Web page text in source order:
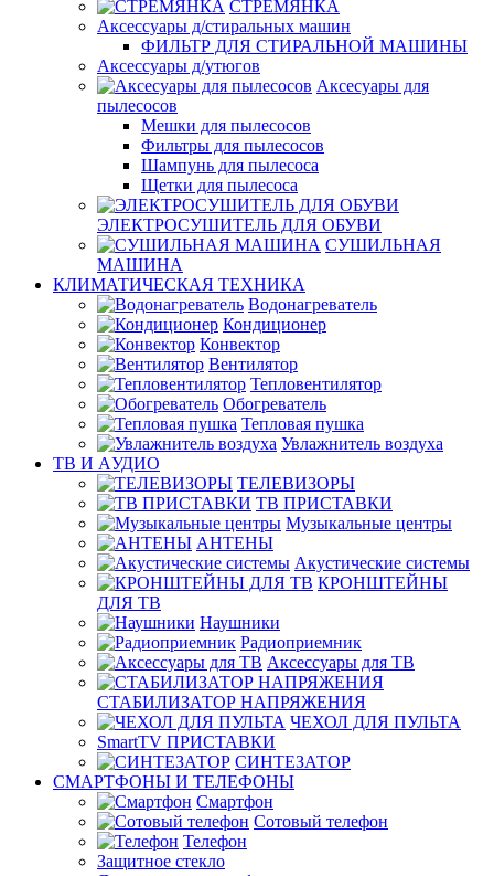
СТРЕМЯНКА
Аксессуары д/стиральных машин
ФИЛЬТР ДЛЯ СТИРАЛЬНОЙ МАШИНЫ
Аксессуары д/утюгов
Аксесуары для
пылесосов
Мешки для пылесосов
Фильтры для пылесосов
Шампунь для пылесоса
Щетки для пылесоса
ЭЛЕКТРОСУШИТЕЛЬ ДЛЯ ОБУВИ
СУШИЛЬНАЯ
МАШИНА
КЛИМАТИЧЕСКАЯ ТЕХНИКА
Водонагреватель
Кондиционер
Конвектор
Вентилятор
Тепловентилятор
Обогреватель
Тепловая пушка
Увлажнитель воздуха
ТВ И AУДИО
ТЕЛЕВИЗОРЫ
ТВ ПРИСТАВКИ
Музыкальные центры
АНТЕНЫ
Акустические системы
КРОНШТЕЙНЫ
ДЛЯ ТВ
Наушники
Радиоприемник
Аксессуары для ТВ
СТАБИЛИЗАТОР НАПРЯЖЕНИЯ
ЧЕХОЛ ДЛЯ ПУЛЬТА
SmartTV ПРИСТАВКИ
СИНТЕЗАТОР
СМАРТФОНЫ И ТЕЛЕФОНЫ
Смартфон
Сотовый телефон
Телефон
Защитное стекло